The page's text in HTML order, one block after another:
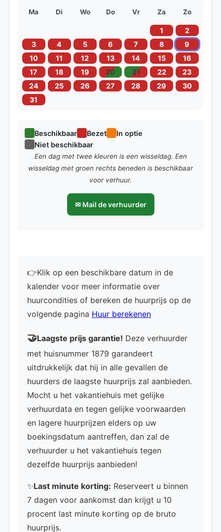
Ma Di Wo Do Vr Za Zo
1
2
3
4 5 6 7 8
9
10
11 12 13 14 15
16
17
18 19 20 21 22
23
24
25 26 27 28 29
30
31
Beschikbaar Bezet
In optie
Niet beschikbaar
Een dag met twee kleuren is een wisseldag. Een
wisseldag met groen rechts beneden is beschikbaar
voor verhuur.
✉ Mail de verhuurder
👉Klik op een beschikbare datum in de
kalender voor meer informatie over
huurcondities of bereken de huurprijs op de
volgende pagina Huur berekenen
🤝Laagste prijs garantie! Deze verhuurder
met huisnummer 1879 garandeert
uitdrukkelijk dat hij in alle gevallen de
huurders de laagste huurprijs zal aanbieden.
Mocht u het vakantiehuis met gelijke
verhuurdata en tegen gelijke voorwaarden
en lagere huurprijzen elders op uw
boekingsdatum aantreffen, dan zal de
verhuurder u het vakantiehuis tegen
dezelfde huurprijs aanbieden!
✨Last minute korting: Reserveert u binnen
7 dagen voor aankomst dan krijgt u 10
procent last minute korting op de bruto
huurprijs.